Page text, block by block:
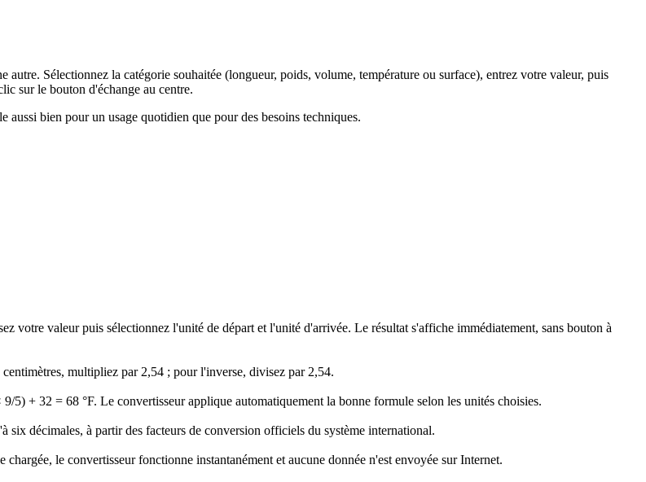
autre. Sélectionnez la catégorie souhaitée (longueur, poids, volume, température ou surface), entrez votre valeur, puis
sur le bouton d'échange au centre.
aussi bien pour un usage quotidien que pour des besoins techniques.
votre valeur puis sélectionnez l'unité de départ et l'unité d'arrivée. Le résultat s'affiche immédiatement, sans bouton à
multipliez par 2,54 ; pour l'inverse, divisez par 2,54.
5) + 32 = 68 °F. Le convertisseur applique automatiquement la bonne formule selon les unités choisies.
décimales, à partir des facteurs de conversion officiels du système international.
le convertisseur fonctionne instantanément et aucune donnée n'est envoyée sur Internet.